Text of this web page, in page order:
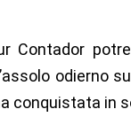
Contador
odierno
conquistata in